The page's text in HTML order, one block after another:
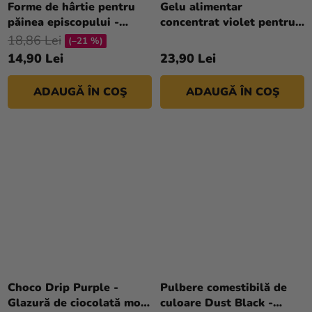
magazinului
Forme de hârtie pentru
păinea episcopului -
portocaliu 36 buc
14,90 Lei
18,86 Lei (–21 %)
ADAUGĂ ÎN COŞ
Gelu alimentar
concentrat violet pentru
23,90 Lei
ADAUGĂ ÎN COŞ
Choco Drip Purple -
Glazură de ciocolată mov
Pulbere comestibilă de
culoare Dust Black -